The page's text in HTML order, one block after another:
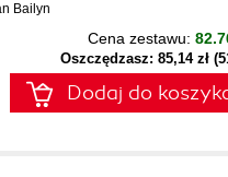
Bailyn
Cena zestawu:
Oszczędzasz: 85,14 zł
Dodaj do